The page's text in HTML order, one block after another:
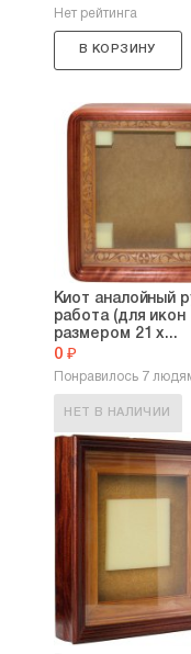
Нет рейтинга
В КОРЗИНУ
Киот аналойный
работа (для икон
размером 21 х...
0 ₽
Понравилось 7
НЕТ В НАЛИЧИИ